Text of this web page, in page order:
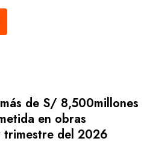
de S/ 8,500millones
en obras
trimestre del 2026